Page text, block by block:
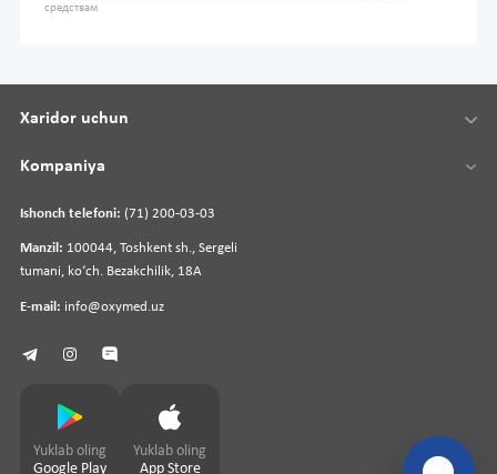
средствам
Ishonch telefoni: (71) 200-03-03
Manzil: 100044, Toshkent sh., Sergeli
tumani, koʻch. Bezakchilik, 18A
E-mail: info@oxymed.uz
Xaridor uchun
Kompaniya
Yuklab oling
Google Play
Yuklab oling
App Store